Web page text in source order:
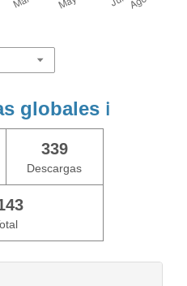
globales ℹ️
339
Descargas